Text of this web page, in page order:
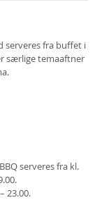
serveres fra buffet i
særlige temaaftner
serveres fra kl.
23.00.